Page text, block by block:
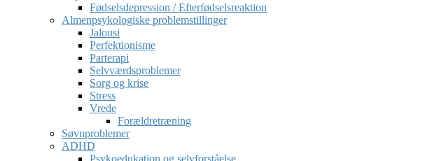
Fødselsdepression / Efterfødselsreaktion
Almenpsykologiske problemstillinger
Jalousi
Perfektionisme
Parterapi
Selvværdsproblemer
Sorg og krise
Stress
Vrede
Forældretræning
Søvnproblemer
ADHD